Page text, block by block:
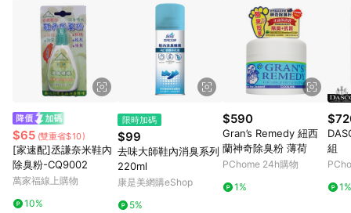
$65 (雙重省$10)
[家速配]丞謙奈米鞋內
除臭粉-CQ9002
萬家福線上購物
10%
限時加碼
$99
去味大師鞋內消臭系列
220ml
康是美網購eShop
5%
$590
Gran’s Remedy 紐西
蘭神奇除臭粉 薄荷
PChome 24h購物
1%
組
1%